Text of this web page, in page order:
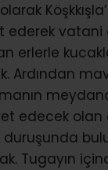
ederek vatani
erlerle
Ardından
edecek
duruşunda
Tugayın